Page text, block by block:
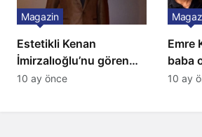
Estetikli Kenan
İmirzalıoğlu’nu gören
tanıyamıyor: Son hali
Magazin
10 ay önce
Emre
baba
10 ay